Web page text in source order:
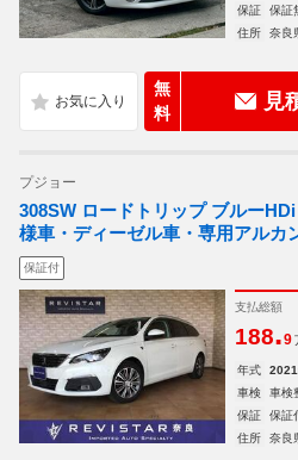
保証
保証
住所
奈良
無
料
見
プジョー
308SW ロードトリップ ブルー
様車・ディーゼル車・専用アルカ
保証付
支払総額
188.9
年式
車検
車検
保証
保証
住所
奈良